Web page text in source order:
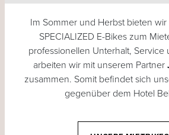
Im Sommer und Herbst bieten
SPECIALIZED E-Bikes zum
professionellen Unterhalt, Service
arbeiten wir mit unserem Partner
zusammen. Somit befindet sich
gegenüber dem Hotel